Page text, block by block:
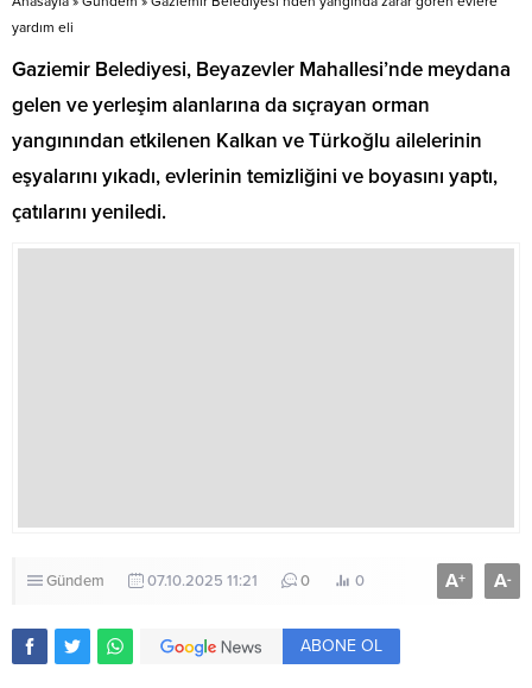
yardım eli
Gaziemir Belediyesi, Beyazevler Mahallesi’nde meydana
gelen ve yerleşim alanlarına da sıçrayan orman
yangınından etkilenen Kalkan ve Türkoğlu ailelerinin
eşyalarını yıkadı, evlerinin temizliğini ve boyasını yaptı,
çatılarını yeniledi.
Gündem 07.10.2025 11:21 0 0 A+ A-
ABONE OL